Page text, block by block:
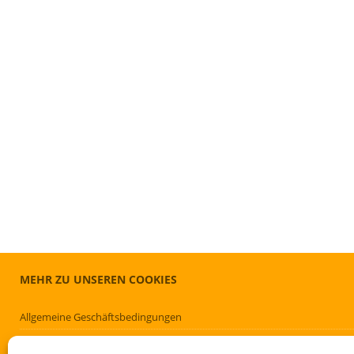
MEHR ZU UNSEREN COOKIES
Allgemeine Geschäftsbedingungen